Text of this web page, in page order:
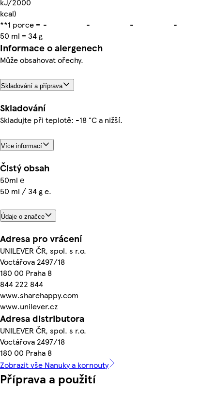
kcal)
**1 porce =
50 ml = 34 g
- - - -
Informace o alergenech
Může obsahovat ořechy.
Skladování a příprava
Skladování
Skladujte při teplotě: -18 °C a nižší.
Více informací
Čistý obsah
50ml ℮
50 ml / 34 g e.
Údaje o značce
Adresa pro vrácení
UNILEVER ČR, spol. s r.o.
Voctářova 2497/18
180 00 Praha 8
844 222 844
www.sharehappy.com
www.unilever.cz
Adresa distributora
UNILEVER ČR, spol. s r.o.
Voctářova 2497/18
180 00 Praha 8
Zobrazit vše Nanuky a kornouty
Příprava a použití